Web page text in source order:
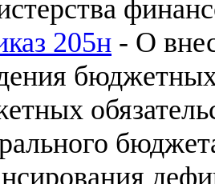
205н - О